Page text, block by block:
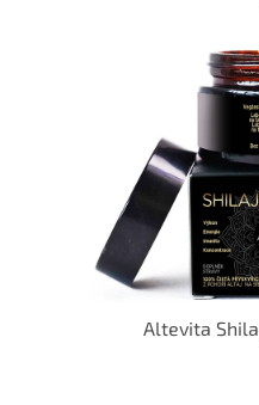
Altevita